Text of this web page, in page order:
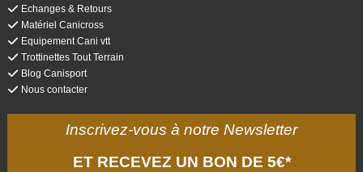
Echanges & Retours
Matériel Canicross
Equipement Cani vtt
Trottinettes Tout Terrain
Blog Canisport
Nous contacter
Inscrivez-vous à notre Newsletter
ET RECEVEZ UN BON DE 5€*